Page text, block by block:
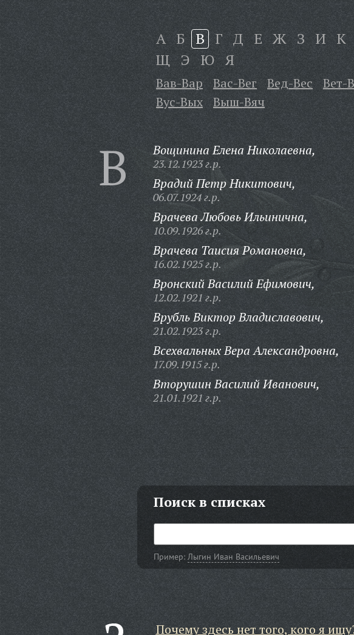
А Б В Г Д Е Ж З И К
Щ Э Ю Я
Вав-Вар Вас-Вег Вед-Вес Вет-
Вус-Вых
Выш-Вяч
В Вощинина Елена Николаевна,
23.12.1923 г.р.
Врадий Петр Никитович,
06.07.1924 г.р.
Врачева Любовь Ильинична,
10.09.1926 г.р.
Врачева Таисия Романовна,
16.02.1925 г.р.
Вронский Василий Ефимович,
12.02.1921 г.р.
Врубль Виктор Владиславович,
21.02.1923 г.р.
Всехвальных Вера Александровна,
17.09.1915 г.р.
Вторушин Василий Иванович,
21.01.1921 г.р.
Поиск в списках
Пример: Лыгин Иван Васильевич
Почему здесь нет того, кого я